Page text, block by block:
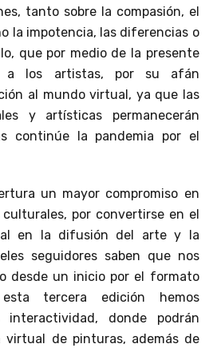
tanto sobre la compasión, el
la impotencia, las diferencias o
que por medio de la presente
a los artistas, por su afán
al mundo virtual, ya que las
y artísticas permanecerán
continúe la pandemia por el
un mayor compromiso en
por convertirse en el
en la difusión del arte y la
seguidores saben que nos
desde un inicio por el formato
tercera edición hemos
interactividad, donde podrán
virtual de pinturas, además de